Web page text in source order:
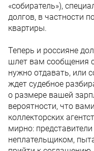
«собиратель»),
долгов, в частности
квартиры.
Теперь и россияне
шлет вам сообщения
нужно отдавать, или
ждет судебное
о размере вашей
вероятности, что
коллекторских
мирно:
неплательщиком,